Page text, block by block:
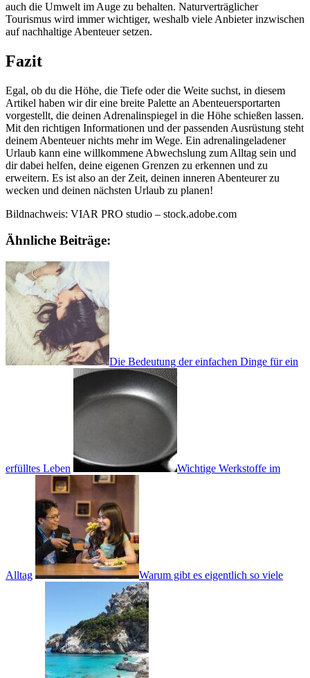
auch die Umwelt im Auge zu behalten. Naturverträglicher
Tourismus wird immer wichtiger, weshalb viele Anbieter inzwischen
auf nachhaltige Abenteuer setzen.
Fazit
Egal, ob du die Höhe, die Tiefe oder die Weite suchst, in diesem
Artikel haben wir dir eine breite Palette an Abenteuersportarten
vorgestellt, die deinen Adrenalinspiegel in die Höhe schießen lassen.
Mit den richtigen Informationen und der passenden Ausrüstung steht
deinem Abenteuer nichts mehr im Wege. Ein adrenalingeladener
Urlaub kann eine willkommene Abwechslung zum Alltag sein und
dir dabei helfen, deine eigenen Grenzen zu erkennen und zu
erweitern. Es ist also an der Zeit, deinen inneren Abenteurer zu
wecken und deinen nächsten Urlaub zu planen!
Bildnachweis: VIAR PRO studio – stock.adobe.com
Ähnliche Beiträge:
Die Bedeutung der einfachen Dinge für ein
erfülltes Leben Wichtige Werkstoffe im
Alltag Warum gibt es eigentlich so viele